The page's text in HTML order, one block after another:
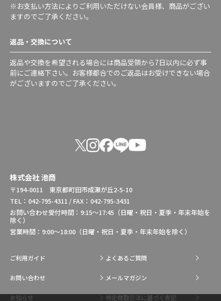
※お支払い方法によりご利用いただけない会員様、商品がござい
ますのでご了承ください。
返品・交換について
返品や交換を希望される場合には商品受領から7日以内に必ず事
前にご連絡下さい。お客様都合でのご返品はお受けできない場合
がございますのでご了承ください。
株式会社 池商
〒194-0011 東京都町田市成瀬が丘2-5-10
TEL：042-795-4311 / FAX：042-795-3431
お問い合わせ受付時間：9:15～17:45（日曜・祝日・夏季・年末年始を
除く）
営業時間：9:00～18:00（日曜・祝日・夏季・年末年始を除く）
ご利用ガイド よくあるご質問
お問い合わせ メールマガジン
お知らせ 特定商取引法に基づく表記